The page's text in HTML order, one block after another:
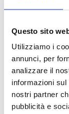
Questo sito
Utilizziamo i
annunci, per
analizzare il
informazioni
nostri partner
pubblicità e